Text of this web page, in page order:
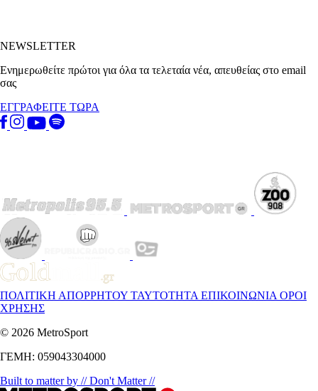
NEWSLETTER
Ενημερωθείτε πρώτοι για όλα τα τελεταία νέα, απευθείας στο email
σας
ΕΓΓΡΑΦΕΙΤΕ ΤΩΡΑ
ΠΟΛΙΤΙΚΗ ΑΠΟΡΡΗΤΟΥ ΤΑΥΤΟΤΗΤΑ ΕΠΙΚΟΙΝΩΝΙΑ ΟΡΟΙ
ΧΡΗΣΗΣ
© 2026 MetroSport
ΓΕΜΗ: 059043304000
Built to matter by // Don't Matter //